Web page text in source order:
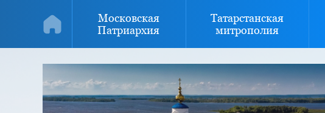
Московская
Патриархия
Татарстанская
митрополия